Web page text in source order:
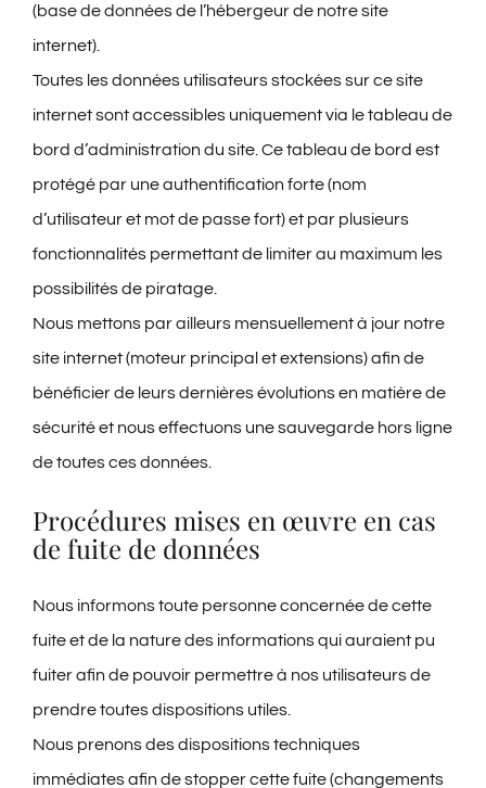
(base de données de l’hébergeur de notre site
internet).
Toutes les données utilisateurs stockées sur ce site
internet sont accessibles uniquement via le tableau de
bord d’administration du site. Ce tableau de bord est
protégé par une authentification forte (nom
d’utilisateur et mot de passe fort) et par plusieurs
fonctionnalités permettant de limiter au maximum les
possibilités de piratage.
Nous mettons par ailleurs mensuellement à jour notre
site internet (moteur principal et extensions) afin de
bénéficier de leurs dernières évolutions en matière de
sécurité et nous effectuons une sauvegarde hors ligne
de toutes ces données.
Procédures mises en œuvre en cas
de fuite de données
Nous informons toute personne concernée de cette
fuite et de la nature des informations qui auraient pu
fuiter afin de pouvoir permettre à nos utilisateurs de
prendre toutes dispositions utiles.
Nous prenons des dispositions techniques
immédiates afin de stopper cette fuite (changements